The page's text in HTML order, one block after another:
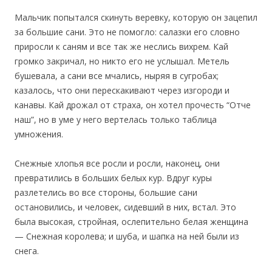
Мальчик попытался скинуть веревку, которую он зацепил
за большие сани. Это не помогло: салазки его словно
приросли к саням и все так же неслись вихрем. Кай
громко закричал, но никто его не услышал. Метель
бушевала, а сани все мчались, ныряя в сугробах;
казалось, что они перескакивают через изгороди и
канавы. Кай дрожал от страха, он хотел прочесть “Отче
наш”, но в уме у него вертелась только таблица
умножения.
Снежные хлопья все росли и росли, наконец, они
превратились в больших белых кур. Вдруг куры
разлетелись во все стороны, большие сани
остановились, и человек, сидевший в них, встал. Это
была высокая, стройная, ослепительно белая женщина
— Снежная королева; и шуба, и шапка на ней были из
снега.